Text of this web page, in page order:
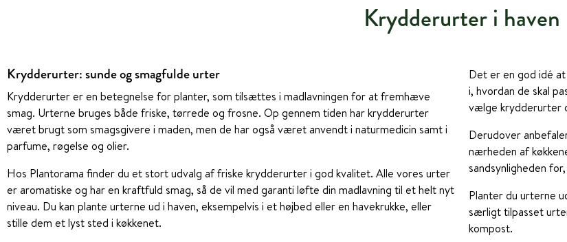
Krydderurter i haven
Krydderurter: sunde og smagfulde urter
Krydderurter er en betegnelse for planter, som tilsættes i madlavningen for at fremhæve
smag. Urterne bruges både friske, tørrede og frosne. Op gennem tiden har krydderurter
været brugt som smagsgivere i maden, men de har også været anvendt i naturmedicin samt i
parfume, røgelse og olier.
Hos Plantorama finder du et stort udvalg af friske krydderurter i god kvalitet. Alle vores urter
er aromatiske og har en kraftfuld smag, så de vil med garanti løfte din madlavning til et helt nyt
niveau. Du kan plante urterne ud i haven, eksempelvis i et højbed eller en havekrukke, eller
stille dem et lyst sted i køkkenet.
Det er en god idé
i, hvordan de skal
vælge krydderurter
Derudover
nærheden af
sandsynligheden
Planter du urterne
særligt tilpasset
kompost.